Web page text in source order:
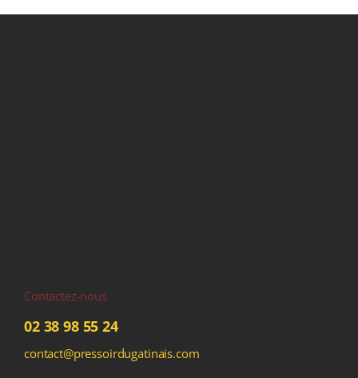
Contactez-nous
02 38 98 55 24
contact@pressoirdugatinais.com